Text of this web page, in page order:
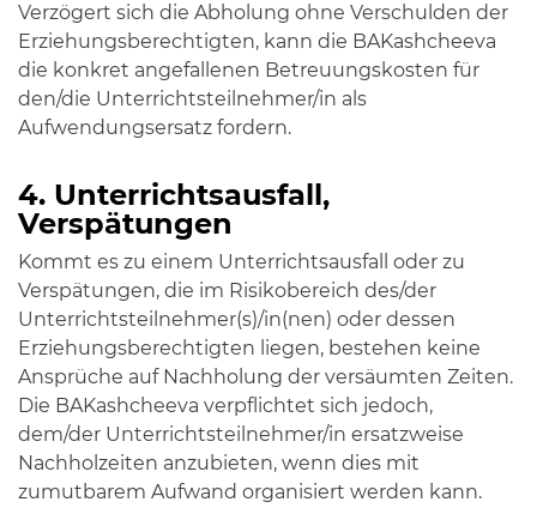
Verzögert sich die Abholung ohne Verschulden der
Erziehungsberechtigten, kann die BAKashcheeva
die konkret angefallenen Betreuungskosten für
den/die Unterrichtsteilnehmer/in als
Aufwendungsersatz fordern.
4. Unterrichtsausfall,
Verspätungen
Kommt es zu einem Unterrichtsausfall oder zu
Verspätungen, die im Risikobereich des/der
Unterrichtsteilnehmer(s)/in(nen) oder dessen
Erziehungsberechtigten liegen, bestehen keine
Ansprüche auf Nachholung der versäumten Zeiten.
Die BAKashcheeva verpflichtet sich jedoch,
dem/der Unterrichtsteilnehmer/in ersatzweise
Nachholzeiten anzubieten, wenn dies mit
zumutbarem Aufwand organisiert werden kann.